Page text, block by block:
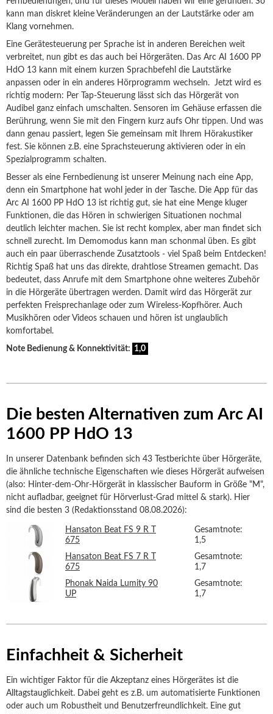
kann man diskret kleine Veränderungen an der Lautstärke oder am
Klang vornehmen.
Eine Gerätesteuerung per Sprache ist in anderen Bereichen weit
verbreitet, nun gibt es das auch bei Hörgeräten. Das Arc AI 1600 PP
HdO 13 kann mit einem kurzen Sprachbefehl die Lautstärke
anpassen oder in ein anderes Hörprogramm wechseln. Jetzt wird es
richtig modern: Per Tap-Steuerung lässt sich das Hörgerät von
Audibel ganz einfach umschalten. Sensoren im Gehäuse erfassen die
Berührung, wenn Sie mit den Fingern kurz aufs Ohr tippen. Und was
dann genau passiert, legen Sie gemeinsam mit Ihrem Hörakustiker
fest. Sie können z.B. eine Sprachsteuerung aktivieren oder in ein
Spezialprogramm schalten.
Besser als eine Fernbedienung ist unserer Meinung nach eine App,
denn ein Smartphone hat wohl jeder in der Tasche. Die App für das
Arc AI 1600 PP HdO 13 ist richtig gut, sie hat eine Menge kluger
Funktionen, die das Hören in schwierigen Situationen nochmal
deutlich leichter machen. Sie ist recht komplex, aber man findet sich
schnell zurecht. Im Demomodus kann man schonmal üben. Es gibt
auch ein paar überraschende Zusatztools - viel Spaß beim Entdecken!
Richtig Spaß hat uns das direkte, drahtlose Streamen gemacht. Das
bedeutet, dass Anrufe mit dem Smartphone ohne weiteres Zubehör
in die Hörgeräte übertragen werden. Damit wird das Hörgerät zur
perfekten Freisprechanlage oder zum Wireless-Kopfhörer. Auch
Musikhören oder Videos schauen und hören ist unglaublich
komfortabel.
Note Bedienung & Konnektivität: 1,0
Die besten Alternativen zum Arc AI
1600 PP HdO 13
In unserer Datenbank befinden sich 43 Testberichte über Hörgeräte,
die ähnliche technische Eigenschaften wie dieses Hörgerät aufweisen
(also: Hinter-dem-Ohr-Hörgerät in klassischer Bauform in Größe "M",
nicht aufladbar, geeignet für Hörverlust-Grad mittel & stark). Hier
sind die besten 3 (Redaktionsstand 08.08.2026):
Hansaton Beat FS 9 R T
675
Gesamtnote:
1,5
Hansaton Beat FS 7 R T
675
Gesamtnote:
1,7
Phonak Naida Lumity 90
UP
Gesamtnote:
1,7
Einfachheit & Sicherheit
Ein wichtiger Faktor für die Akzeptanz eines Hörgerätes ist die
Alltagstauglichkeit. Dabei geht es z.B. um automatisierte Funktionen
oder auch um Robustheit und Benutzerfreundlichkeit. Eine gut